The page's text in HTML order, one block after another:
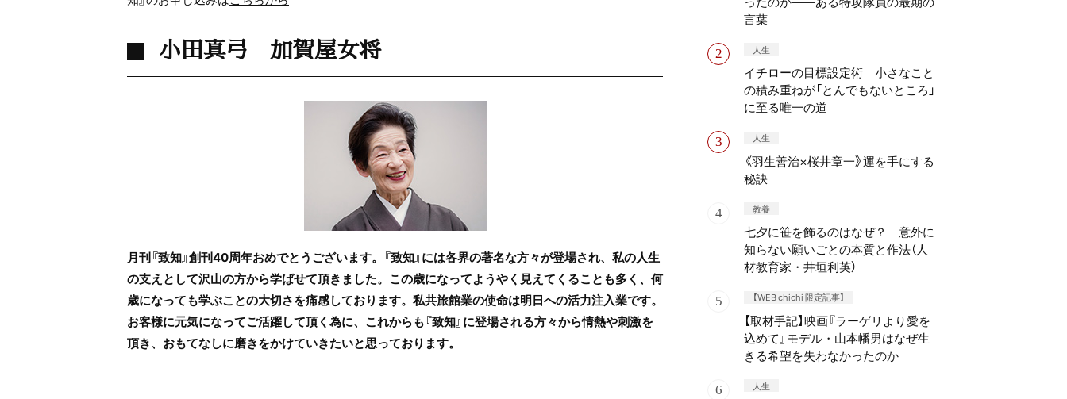
小田真弓 加賀屋女将
月刊『致知』創刊40周年おめでとうございます。『致知』には各界の著名な方々が登場され、私の人生
の支えとして沢山の方から学ばせて頂きました。この歳になってようやく見えてくることも多く、何
歳になっても学ぶことの大切さを痛感しております。私共旅館業の使命は明日への活力注入業です。
お客様に元気になってご活躍して頂く為に、これからも『致知』に登場される方々から情熱や刺激を
頂き、おもてなしに磨きをかけていきたいと思っております。
言葉
人生
イチローの目標設定術｜小さなこと
の積み重ねが「とんでもないところ」
に至る唯一の道
人生
《羽生善治×桜井章一》運を手にする
秘訣
教養
七夕に笹を飾るのはなぜ？ 意外に
知らない願いごとの本質と作法（人
材教育家・井垣利英）
【WEB chichi 限定記事】
【取材手記】映画『ラーゲリより愛を
込めて』モデル・山本幡男はなぜ生
きる希望を失わなかったのか
人生